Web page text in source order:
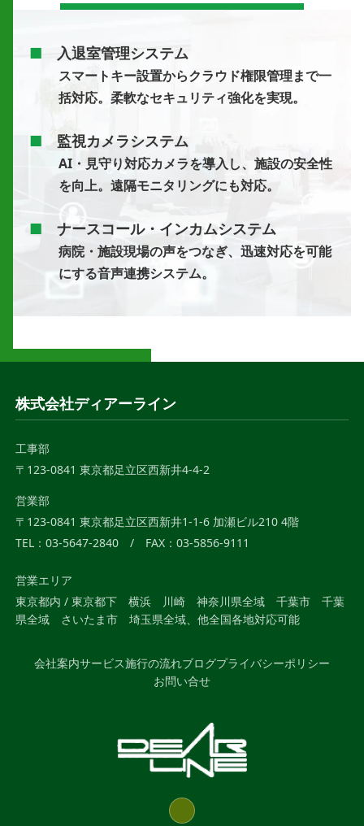
■ 入退室管理システム
スマートキー設置からクラウド権限管理まで一
括対応。柔軟なセキュリティ強化を実現。
■ 監視カメラシステム
AI・見守り対応カメラを導入し、施設の安全性
を向上。遠隔モニタリングにも対応。
■ ナースコール・インカムシステム
病院・施設現場の声をつなぎ、迅速対応を可能
にする音声連携システム。
株式会社ディアーライン
工事部
〒123-0841 東京都足立区西新井4-4-2
営業部
〒123-0841 東京都足立区西新井1-1-6 加瀬ビル210 4階
TEL：03-5647-2840 / FAX：03-5856-9111
営業エリア
東京都内 / 東京都下 横浜 川崎 神奈川県全域 千葉市 千葉
県全域 さいたま市 埼玉県全域、他全国各地対応可能
会社案内サービス施行の流れブログプライバシーポリシー
お問い合せ